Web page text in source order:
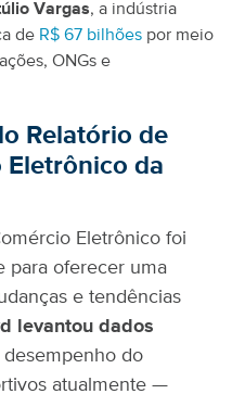
Vargas, a indústria
de R$ 67 bilhões por meio
ONGs e
Relatório de
Eletrônico da
Eletrônico foi
para oferecer uma
e tendências
levantou dados
do
atualmente —